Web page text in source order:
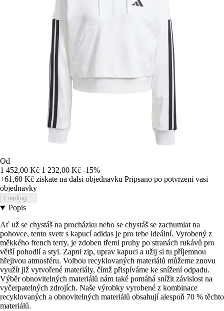
Od
1 452,00 Kč 1 232,00 Kč -15%
+61,60 Kč ziskate na dalsi objednavku Pripsano po potvrzeni vasi
objednavky
Loading...
Popis
Ať už se chystáš na procházku nebo se chystáš se zachumlat na
pohovce, tento svetr s kapucí adidas je pro tebe ideální. Vyrobený z
měkkého french terry, je zdoben třemi pruhy po stranách rukávů pro
větší pohodlí a styl. Zapni zip, uprav kapuci a užij si tu příjemnou
hřejivou atmosféru. Volbou recyklovaných materiálů můžeme znovu
využít již vytvořené materiály, čímž přispíváme ke snížení odpadu.
Výběr obnovitelných materiálů nám také pomáhá snížit závislost na
vyčerpatelných zdrojích. Naše výrobky vyrobené z kombinace
recyklovaných a obnovitelných materiálů obsahují alespoň 70 % těchto
materiálů.